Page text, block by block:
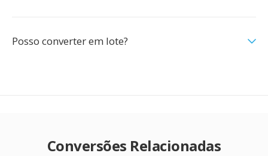
Posso converter em lote?
Conversões Relacionadas